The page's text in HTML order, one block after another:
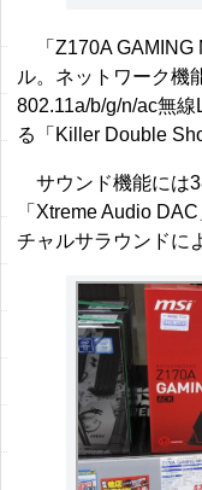
「Z170A GAMING
ル。ネットワーク機
802.11a/b/g/n/ac無
る「Killer Double
サウンド機能には
「Xtreme Audio
チャルサラウンドに